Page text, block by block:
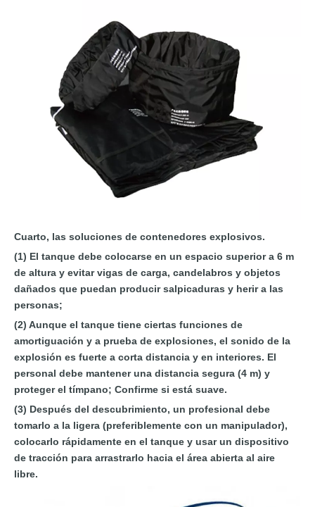
Cuarto, las soluciones de contenedores explosivos.
(1) El tanque debe colocarse en un espacio superior a 6 m
de altura y evitar vigas de carga, candelabros y objetos
dañados que puedan producir salpicaduras y herir a las
personas;
(2) Aunque el tanque tiene ciertas funciones de
amortiguación y a prueba de explosiones, el sonido de la
explosión es fuerte a corta distancia y en interiores. El
personal debe mantener una distancia segura (4 m) y
proteger el tímpano; Confirme si está suave.
(3) Después del descubrimiento, un profesional debe
tomarlo a la ligera (preferiblemente con un manipulador),
colocarlo rápidamente en el tanque y usar un dispositivo
de tracción para arrastrarlo hacia el área abierta al aire
libre.